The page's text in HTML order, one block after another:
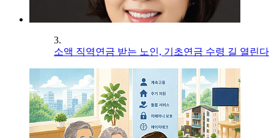
3.
소액 직역연금 받는 노인, 기초연금 수령 길 열린다